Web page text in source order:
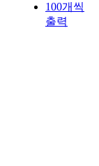
100개씩
출력